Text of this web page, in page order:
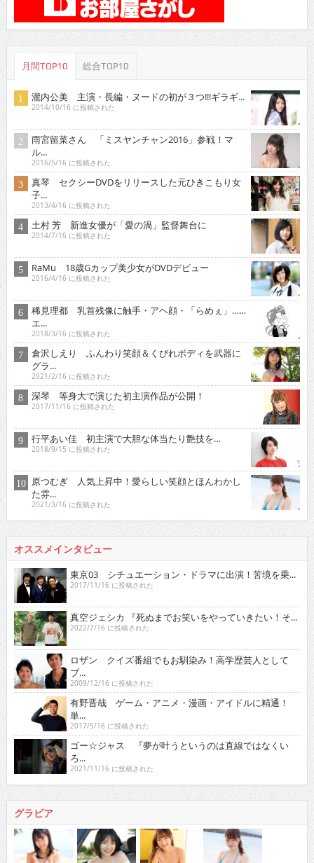
月間TOP10 総合TOP10
瀧内公美 主演・長編・ヌードの初が３つ!!!ギラギ...
2014/10/16 に投稿された
雨宮留菜さん 「ミスヤンチャン2016」参戦！マ
ル...
2016/5/16 に投稿された
真琴 セクシーDVDをリリースした元ひきこもり女
子...
2013/4/16 に投稿された
土村 芳 新進女優が「愛の渦」監督舞台に
2014/7/16 に投稿された
RaMu 18歳Gカップ美少女がDVDデビュー
2016/4/16 に投稿された
稀見理都 乳首残像に触手・アヘ顔・「らめぇ」……
エ...
2018/3/16 に投稿された
倉沢しえり ふんわり笑顔＆くびれボディを武器に
グラ...
2021/2/16 に投稿された
深琴 等身大で演じた初主演作品が公開！
2017/11/16 に投稿された
行平あい佳 初主演で大胆な体当たり艶技を…
2018/9/15 に投稿された
原つむぎ 人気上昇中！愛らしい笑顔とほんわかし
た雰...
2021/3/16 に投稿された
オススメインタビュー
東京03 シチュエーション・ドラマに出演！苦境を乗...
2017/11/16 に投稿された
真空ジェシカ 『死ぬまでお笑いをやっていきたい！そ...
2022/7/16 に投稿された
ロザン クイズ番組でもお馴染み！高学歴芸人として
ブ...
2009/12/16 に投稿された
有野晋哉 ゲーム・アニメ・漫画・アイドルに精通！
単...
2017/5/16 に投稿された
ゴー☆ジャス 『夢が叶うというのは直線ではなくい
ろ...
2021/11/16 に投稿された
グラビア